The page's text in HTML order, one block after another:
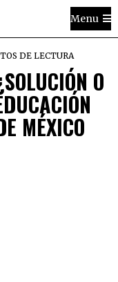
Menu
DE LECTURA
O
MÉXICO